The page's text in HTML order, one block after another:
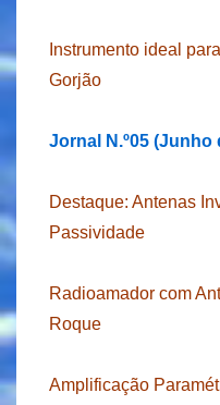
Instrumento ideal
Gorjão
Jornal N.º05 (Junho
Destaque: Antenas
Passividade
Radioamador com
Roque
Amplificação